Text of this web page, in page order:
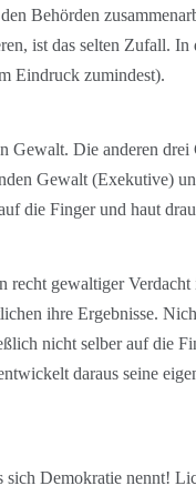
Behörden
ist das selten Zufall.
Eindruck zumindest).
Gewalt. Die anderen
Gewalt (Exekutive)
die Finger und haut
gewaltiger Verdacht
ihre Ergebnisse.
nicht selber auf die
daraus seine
Demokratie nennt!